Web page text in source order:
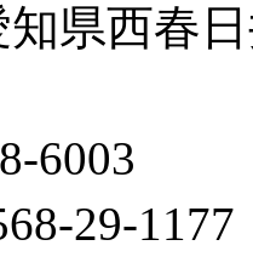
知県西春
6003
29-1177